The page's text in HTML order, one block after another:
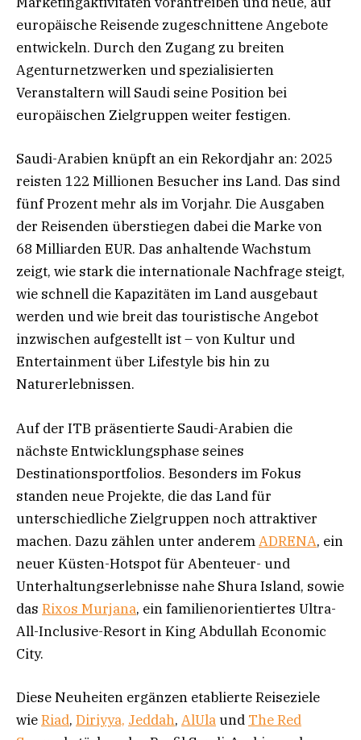
europäische Reisende zugeschnittene Angebote
entwickeln. Durch den Zugang zu breiten
Agenturnetzwerken und spezialisierten
Veranstaltern will Saudi seine Position bei
europäischen Zielgruppen weiter festigen.
Saudi-Arabien knüpft an ein Rekordjahr an: 2025
reisten 122 Millionen Besucher ins Land. Das sind
fünf Prozent mehr als im Vorjahr. Die Ausgaben
der Reisenden überstiegen dabei die Marke von
68 Milliarden EUR. Das anhaltende Wachstum
zeigt, wie stark die internationale Nachfrage steigt,
wie schnell die Kapazitäten im Land ausgebaut
werden und wie breit das touristische Angebot
inzwischen aufgestellt ist – von Kultur und
Entertainment über Lifestyle bis hin zu
Naturerlebnissen.
Auf der ITB präsentierte Saudi-Arabien die
nächste Entwicklungsphase seines
Destinationsportfolios. Besonders im Fokus
standen neue Projekte, die das Land für
unterschiedliche Zielgruppen noch attraktiver
machen. Dazu zählen unter anderemADRENA, ein
neuer Küsten-Hotspot für Abenteuer- und
Unterhaltungserlebnisse nahe Shura Island, sowie
das Rixos Murjana, ein familienorientiertes Ultra-
All-Inclusive-Resort in King Abdullah Economic
City.
Diese Neuheiten ergänzen etablierte Reiseziele
wieRiad, Diriyya, Jeddah, AlUlaund The Red